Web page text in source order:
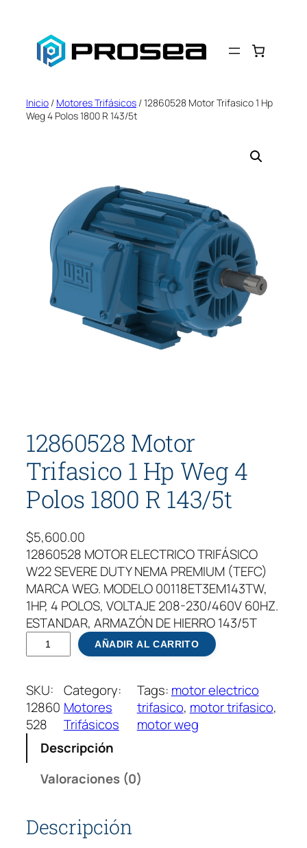
contenido
Inicio / Motores Trifásicos / 12860528 Motor Trifasico 1 Hp
Weg 4 Polos 1800 R 143/5t
12860528 Motor
Trifasico 1 Hp Weg 4
Polos 1800 R 143/5t
$5,600.00
12860528 MOTOR ELECTRICO TRIFÁSICO
W22 SEVERE DUTY NEMA PREMIUM (TEFC)
MARCA WEG. MODELO 00118ET3EM143TW,
1HP, 4 POLOS, VOLTAJE 208-230/460V 60HZ.
ESTANDAR, ARMAZÓN DE HIERRO 143/5T
2
6
0
5
8
o
AÑADIR AL CARRITO
SKU:
12860
528
Category:
Motores
Trifásicos
Tags: motor electrico
trifasico, motor trifasico
motor weg
Descripción
Valoraciones (0)
Descripción